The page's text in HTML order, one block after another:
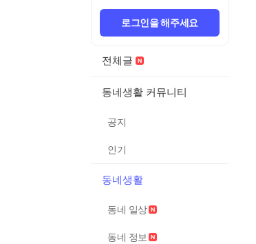
로그인을 해주세요
전체글
동네생활 커뮤니티
공지
인기
동네생활
동네 일상
동네 정보